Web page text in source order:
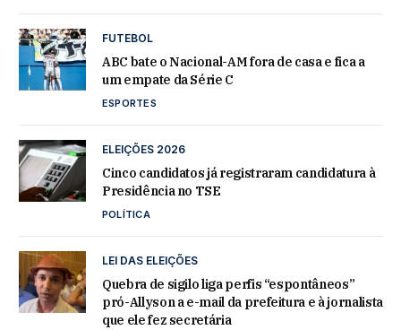
FUTEBOL
ABC bate o Nacional-AM fora de casa e fica a
um empate da Série C
ESPORTES
ELEIÇÕES 2026
Cinco candidatos já registraram candidatura à
Presidência no TSE
POLÍTICA
LEI DAS ELEIÇÕES
Quebra de sigilo liga perfis “espontâneos”
pró-Allyson a e-mail da prefeitura e à jornalista
que ele fez secretária